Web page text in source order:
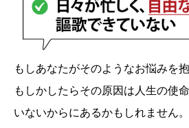
もしあなたがそのようなお悩みを
もしかしたらその原因は人生の使
いないからにあるかもしれません